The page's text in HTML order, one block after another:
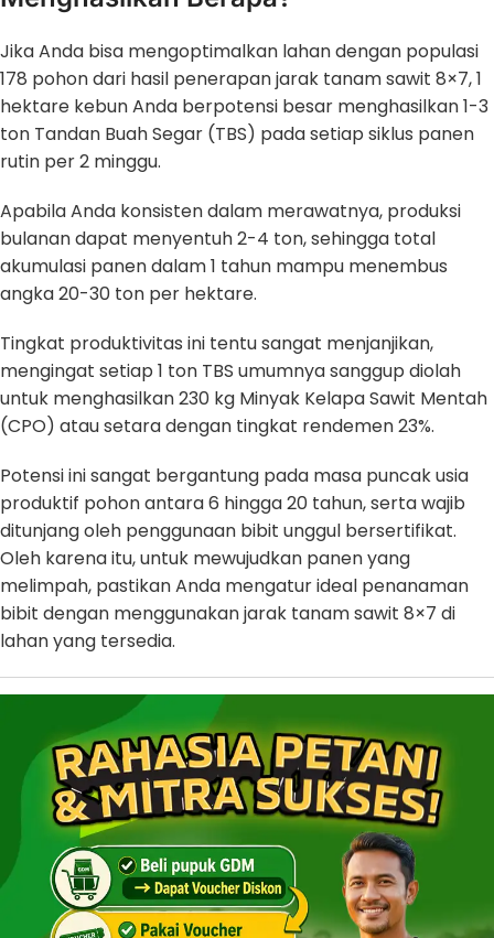
Jika Anda bisa mengoptimalkan lahan dengan populasi
178 pohon dari hasil penerapan jarak tanam sawit 8×7, 1
hektare kebun Anda berpotensi besar menghasilkan 1-3
ton Tandan Buah Segar (TBS) pada setiap siklus panen
rutin per 2 minggu.
Apabila Anda konsisten dalam merawatnya, produksi
bulanan dapat menyentuh 2-4 ton, sehingga total
akumulasi panen dalam 1 tahun mampu menembus
angka 20-30 ton per hektare.
Tingkat produktivitas ini tentu sangat menjanjikan,
mengingat setiap 1 ton TBS umumnya sanggup diolah
untuk menghasilkan 230 kg Minyak Kelapa Sawit Mentah
(CPO) atau setara dengan tingkat rendemen 23%.
Potensi ini sangat bergantung pada masa puncak usia
produktif pohon antara 6 hingga 20 tahun, serta wajib
ditunjang oleh penggunaan bibit unggul bersertifikat.
Oleh karena itu, untuk mewujudkan panen yang
melimpah, pastikan Anda mengatur ideal penanaman
bibit dengan menggunakan jarak tanam sawit 8×7 di
lahan yang tersedia.